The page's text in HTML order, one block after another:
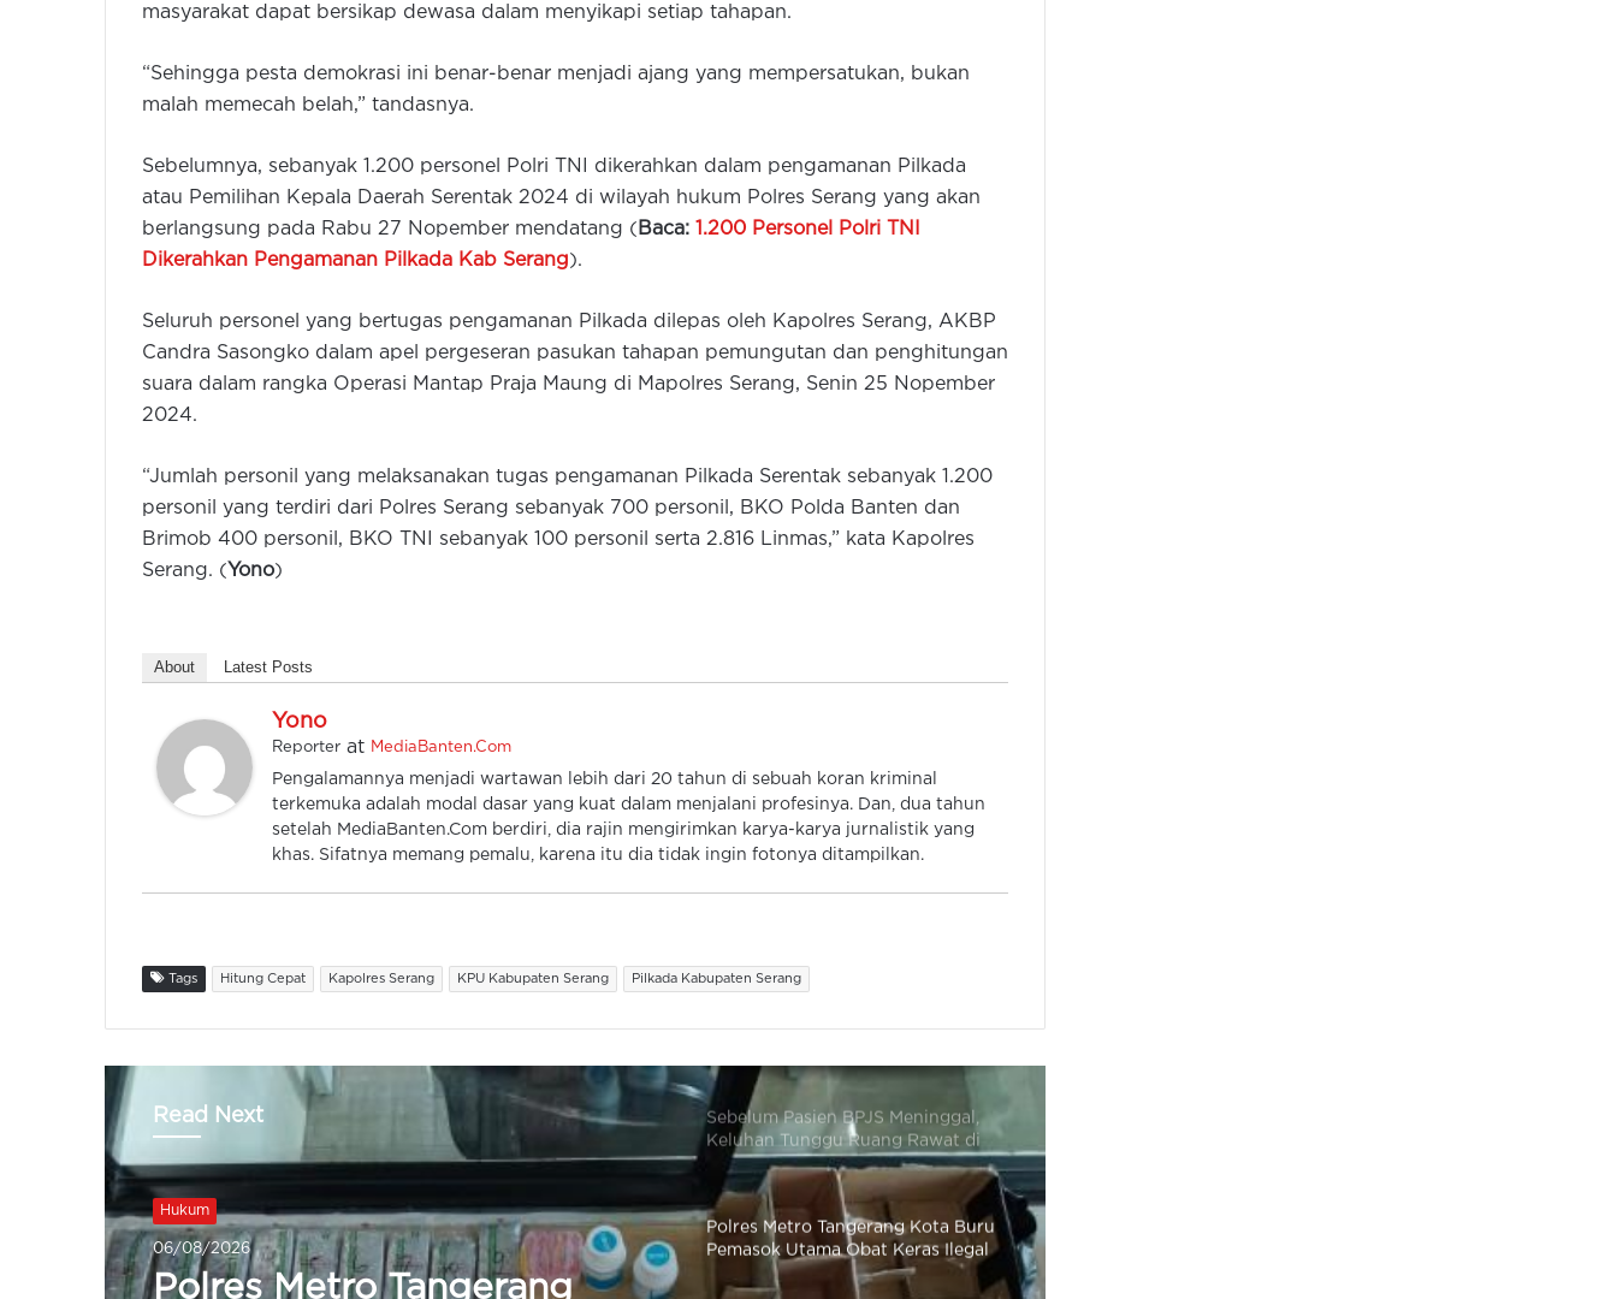
masyarakat dapat bersikap dewasa dalam menyikapi setiap tahapan.
“Sehingga pesta demokrasi ini benar-benar menjadi ajang yang mempersatukan, bukan
malah memecah belah,” tandasnya.
Sebelumnya, sebanyak 1.200 personel Polri TNI dikerahkan dalam pengamanan Pilkada
atau Pemilihan Kepala Daerah Serentak 2024 di wilayah hukum Polres Serang yang akan
berlangsung pada Rabu 27 Nopember mendatang ( Baca:
1.200 Personel Polri TNI
Dikerahkan Pengamanan Pilkada Kab Serang).
Seluruh personel yang bertugas pengamanan Pilkada dilepas oleh Kapolres Serang, AKBP
Candra Sasongko dalam apel pergeseran pasukan tahapan pemungutan dan penghitungan
suara dalam rangka Operasi Mantap Praja Maung di Mapolres Serang, Senin 25 Nopember
2024.
“Jumlah personil yang melaksanakan tugas pengamanan Pilkada Serentak sebanyak 1.200
personil yang terdiri dari Polres Serang sebanyak 700 personil, BKO Polda Banten dan
Brimob 400 personil, BKO TNI sebanyak 100 personil serta 2.816 Linmas,” kata Kapolres
Serang. ( Yono)
About Latest Posts
Yono
Reporter at MediaBanten.Com
Pengalamannya menjadi wartawan lebih dari 20 tahun di sebuah koran kriminal
terkemuka adalah modal dasar yang kuat dalam menjalani profesinya. Dan, dua tahun
setelah MediaBanten.Com berdiri, dia rajin mengirimkan karya-karya jurnalistik yang
khas. Sifatnya memang pemalu, karena itu dia tidak ingin fotonya ditampilkan.
Tags Hitung Cepat Kapolres Serang KPU Kabupaten Serang Pilkada Kabupaten Serang
Read Next
Hukum
06/08/2026
Polres Serang Distribusikan
Kibarkan Bendera Merah Putih
Selama Bulan Agustus
Kabidhumas Poda Banten: Warga
Bisa Ajukan Permintaan Air Bersih
Via Call Center Polri 110
Polres Tangsel Diminta Tangani
Keluhan Tunggu Ruang Rawat di
Ini Kata Komisi IX DPR RI
Polres Metro Tangerang Kota Buru
Pemasok Utama Obat Keras Ilegal
di Kosambi
Polres Serang Distribusikan
502.000 Liter Air Bersih, Dilepas
Kapolda Banten